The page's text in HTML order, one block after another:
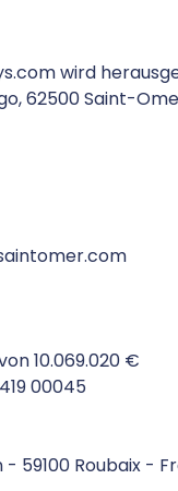
wird
62500 Saint-
10.069.020 €
00045
59100 Roubaix -